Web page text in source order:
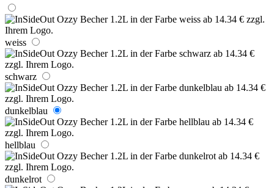
weiss
schwarz
dunkelblau
hellblau
dunkelrot